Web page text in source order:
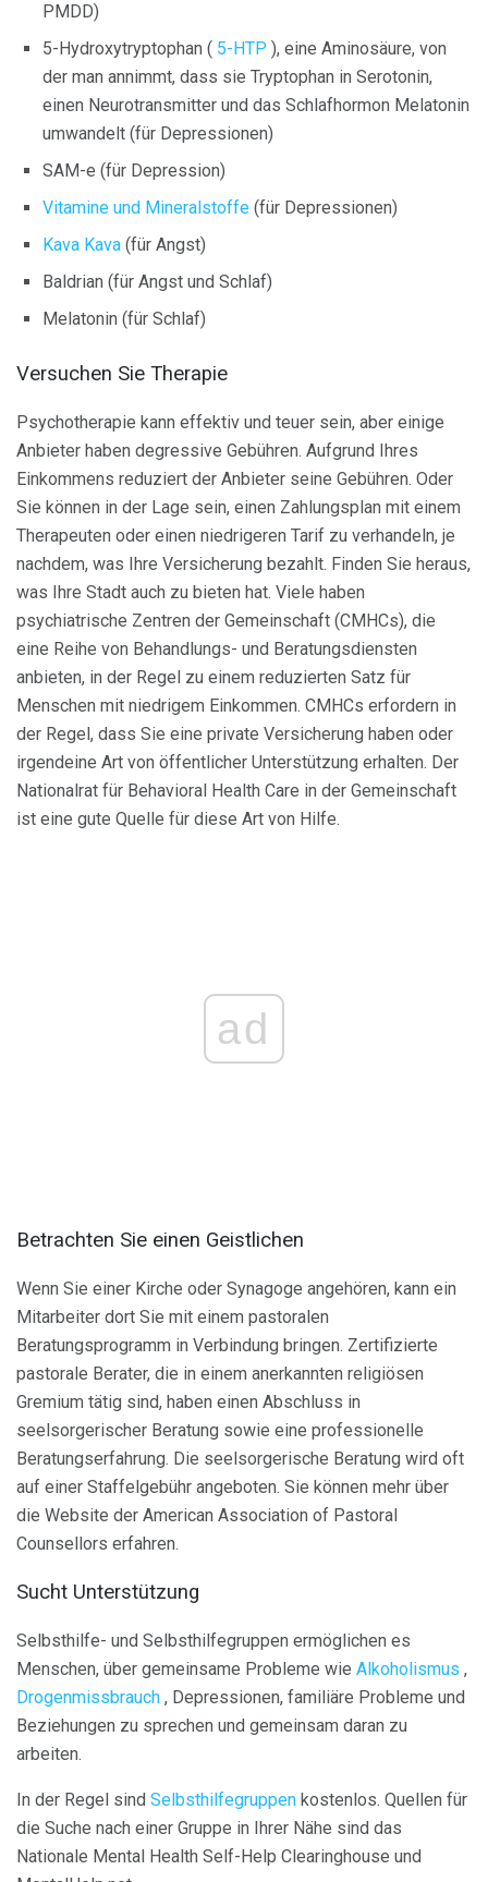
PMDD)
5-Hydroxytryptophan ( 5-HTP ), eine Aminosäure, von
der man annimmt, dass sie Tryptophan in Serotonin,
einen Neurotransmitter und das Schlafhormon Melatonin
umwandelt (für Depressionen)
SAM-e (für Depression)
Vitamine und Mineralstoffe (für Depressionen)
Kava Kava (für Angst)
Baldrian (für Angst und Schlaf)
Melatonin (für Schlaf)
Versuchen Sie Therapie
Psychotherapie kann effektiv und teuer sein, aber einige
Anbieter haben degressive Gebühren. Aufgrund Ihres
Einkommens reduziert der Anbieter seine Gebühren. Oder
Sie können in der Lage sein, einen Zahlungsplan mit einem
Therapeuten oder einen niedrigeren Tarif zu verhandeln, je
nachdem, was Ihre Versicherung bezahlt. Finden Sie heraus,
was Ihre Stadt auch zu bieten hat. Viele haben
psychiatrische Zentren der Gemeinschaft (CMHCs), die
eine Reihe von Behandlungs- und Beratungsdiensten
anbieten, in der Regel zu einem reduzierten Satz für
Menschen mit niedrigem Einkommen. CMHCs erfordern in
der Regel, dass Sie eine private Versicherung haben oder
irgendeine Art von öffentlicher Unterstützung erhalten. Der
Nationalrat für Behavioral Health Care in der Gemeinschaft
ist eine gute Quelle für diese Art von Hilfe.
ad
Betrachten Sie einen Geistlichen
Wenn Sie einer Kirche oder Synagoge angehören, kann ein
Mitarbeiter dort Sie mit einem pastoralen
Beratungsprogramm in Verbindung bringen. Zertifizierte
pastorale Berater, die in einem anerkannten religiösen
Gremium tätig sind, haben einen Abschluss in
seelsorgerischer Beratung sowie eine professionelle
Beratungserfahrung. Die seelsorgerische Beratung wird oft
auf einer Staffelgebühr angeboten. Sie können mehr über
die Website der American Association of Pastoral
Counsellors erfahren.
Sucht Unterstützung
Selbsthilfe- und Selbsthilfegruppen ermöglichen es
Menschen, über gemeinsame Probleme wie Alkoholismus ,
Drogenmissbrauch , Depressionen, familiäre Probleme und
Beziehungen zu sprechen und gemeinsam daran zu
arbeiten.
In der Regel sind Selbsthilfegruppen kostenlos. Quellen für
die Suche nach einer Gruppe in Ihrer Nähe sind das
Nationale Mental Health Self-Help Clearinghouse und